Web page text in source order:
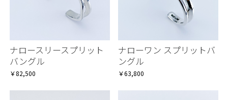
ナロースリースプリット
バングル
￥82,500
ナローワン スプリットバ
ングル
￥63,800